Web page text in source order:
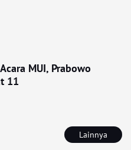
Lainnya
MUI, Prabowo
11